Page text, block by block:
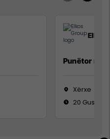
Elkos
Punëtor në
Xërxe
20 Gusht